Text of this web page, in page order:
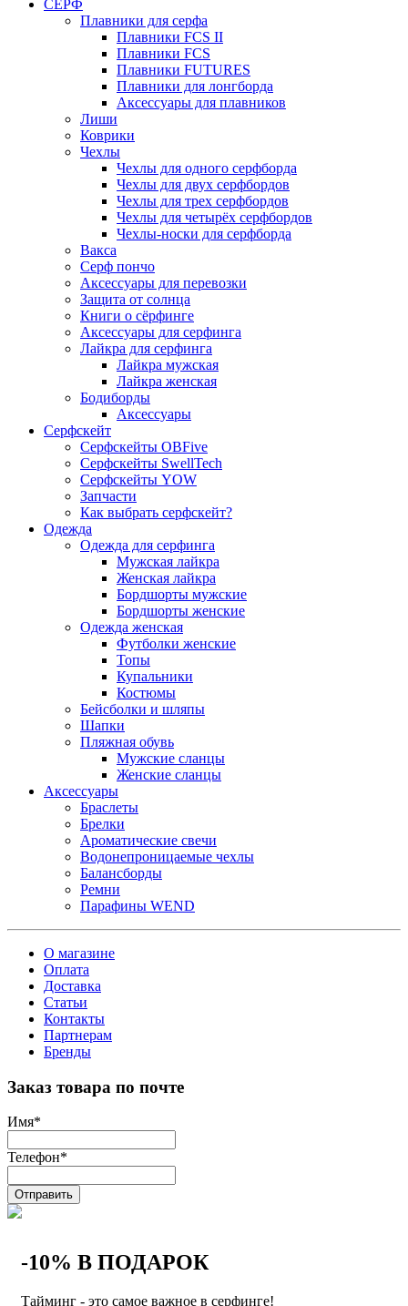
СЕРФ
Плавники для серфа
Плавники FCS II
Плавники FCS
Плавники FUTURES
Плавники для лонгборда
Аксессуары для плавников
Лиши
Коврики
Чехлы
Чехлы для одного серфборда
Чехлы для двух серфбордов
Чехлы для трех серфбордов
Чехлы для четырёх серфбордов
Чехлы-носки для серфборда
Вакса
Серф пончо
Аксессуары для перевозки
Защита от солнца
Книги о сёрфинге
Аксессуары для серфинга
Лайкра для серфинга
Лайкра мужская
Лайкра женская
Бодиборды
Аксессуары
Серфскейт
Серфскейты OBFive
Серфскейты SwellTech
Серфскейты YOW
Запчасти
Как выбрать серфскейт?
Одежда
Одежда для серфинга
Мужская лайкра
Женская лайкра
Бордшорты мужские
Бордшорты женские
Одежда женская
Футболки женские
Топы
Купальники
Костюмы
Бейсболки и шляпы
Шапки
Пляжная обувь
Мужские сланцы
Женские сланцы
Аксессуары
Браслеты
Брелки
Ароматические свечи
Водонепроницаемые чехлы
Балансборды
Ремни
Парафины WEND
О магазине
Оплата
Доставка
Статьи
Контакты
Партнерам
Бренды
Заказ товара по почте
Имя*
Телефон*
Отправить
-10% В ПОДАРОК
Тайминг - это самое важное в серфинге!